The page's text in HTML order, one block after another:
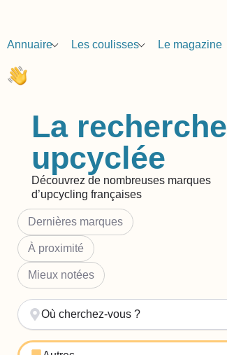
Annuaire Les coulisses Le magazine
La recherche
upcyclée
Découvrez de nombreuses marques
d’upcycling françaises
Dernières marques
À proximité
Mieux notées
Où cherchez-vous ?